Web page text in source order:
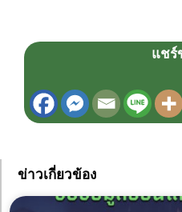
แชร์
ข่าวเกี่ยวข้อง